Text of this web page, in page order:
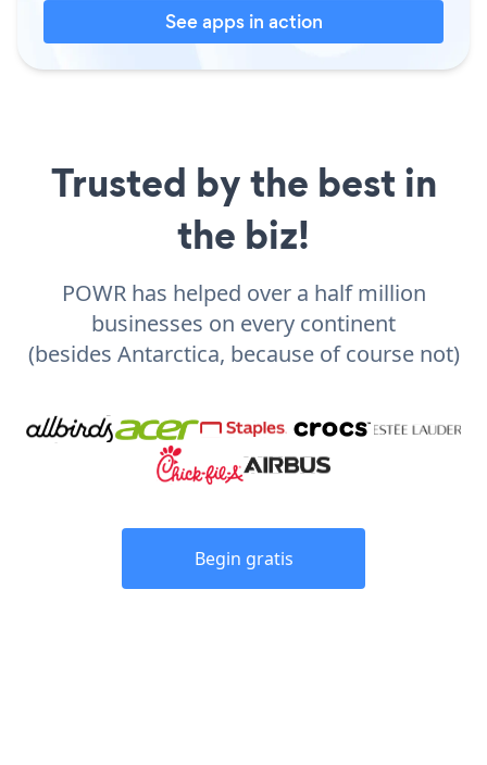
See apps in action
Trusted by the best in
the biz!
POWR has helped over a half million
businesses on every continent
(besides Antarctica, because of course not)
Begin gratis